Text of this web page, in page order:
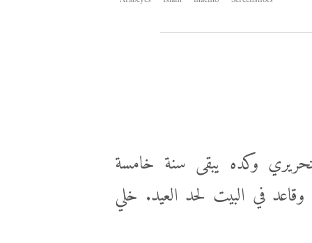
وكده يبقى سنة خامسة
في البيت لحد العيد. خلي